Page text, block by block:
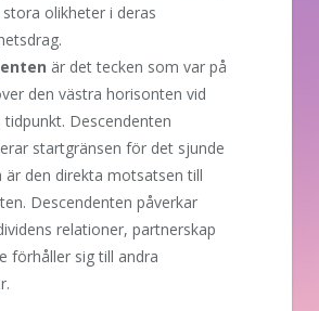
stora olikheter i deras
är det tecken som var på
den västra horisonten vid
Descendenten
startgränsen för det sjunde
är den direkta motsatsen till
Descendenten påverkar
relationer, partnerskap
förhåller sig till andra